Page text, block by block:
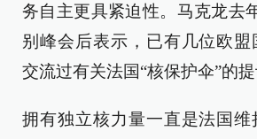
务自主更具紧迫性。马克龙去
别峰会后表示，已有几位欧
交流过有关法国“核保护伞”的提
拥有独立核力量一直是法国